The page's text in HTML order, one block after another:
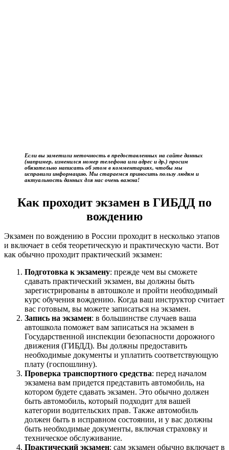
Если вы заметили неточность в предоставленных на сайте данных
(например, изменился номер телефона или адрес и др.) просим
обязательно написать об этом в комментариях, чтобы мы
исправили информацию. Мы стараемся приносить пользу людям и
актуальность данных для нас очень важна!
Как проходит экзамен в ГИБДД по
вождению
Экзамен по вождению в России проходит в несколько этапов
и включает в себя теоретическую и практическую части. Вот
как обычно проходит практический экзамен:
Подготовка к экзамену: прежде чем вы сможете
сдавать практический экзамен, вы должны быть
зарегистрированы в автошколе и пройти необходимый
курс обучения вождению. Когда ваш инструктор считает
вас готовым, вы можете записаться на экзамен.
Запись на экзамен: в большинстве случаев ваша
автошкола поможет вам записаться на экзамен в
Государственной инспекции безопасности дорожного
движения (ГИБДД). Вы должны предоставить
необходимые документы и уплатить соответствующую
плату (госпошлину).
Проверка транспортного средства: перед началом
экзамена вам придется представить автомобиль, на
котором будете сдавать экзамен. Это обычно должен
быть автомобиль, который подходит для вашей
категории водительских прав. Также автомобиль
должен быть в исправном состоянии, и у вас должны
быть необходимые документы, включая страховку и
техническое обслуживание.
Практический экзамен: сам экзамен обычно включает в